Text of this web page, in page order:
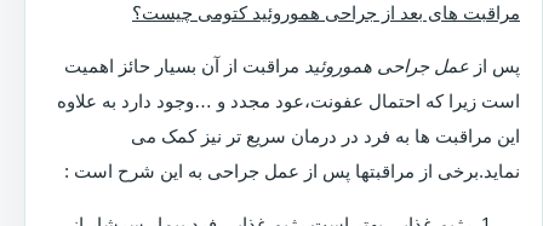
مراقبت های بعد از جراحی هموروئید کتومی چیست؟
پس از عمل جراحی هموروئید مراقبت از آن بسیار حائز اهمیت
است زیرا که احتمال عفونت،عود مجدد و …وجود دارد به علاوه
این مراقبت ها به فرد در درمان سریع تر نیز کمک می
نماید.برخی از مراقبتها پس از عمل جراحی به این شرح است :